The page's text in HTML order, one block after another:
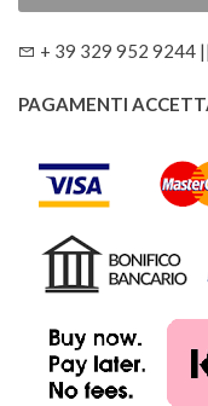
+ 39 329 952 9244 ||
PAGAMENTI